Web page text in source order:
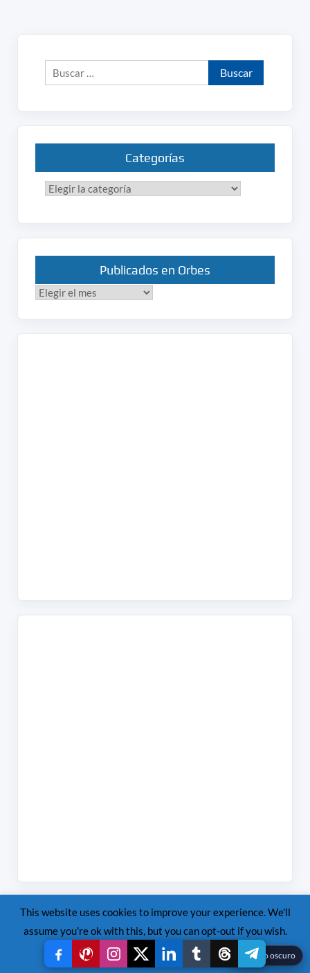
Buscar:
Categorías
Categorías
Publicados en Orbes
Publicados
QR – Orbes Argentina
This website uses cookies to improve your experience. We'll
assume you're ok with this, but you can opt-out if you wish.
Accept Reject Read More ☾Modo oscuro